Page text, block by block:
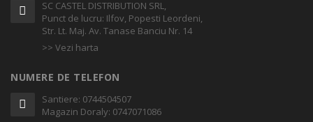
SC CASTEL DISTRIBUTION SRL,
Punct de lucru: Ilfov, Popesti Leordeni,
Str. Lt. Maj. Av. Tanase Banciu Nr. 14
>> Vezi harta
NUMERE DE TELEFON
Santiere: 0744504507
Magazin Doraly: 0747071086